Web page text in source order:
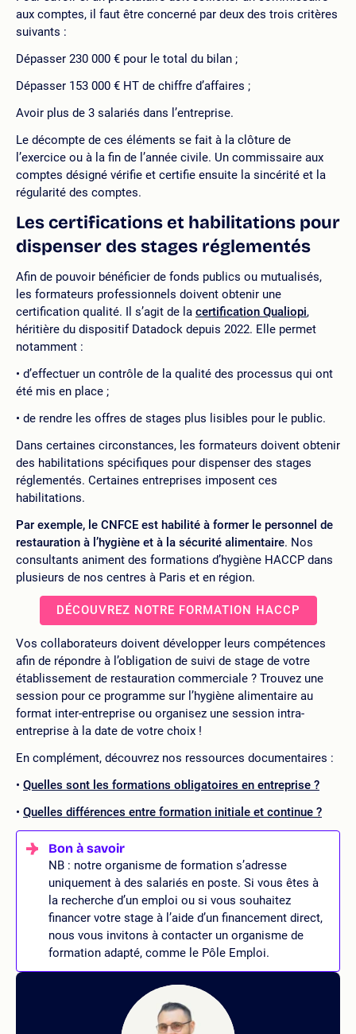
aux comptes, il faut être concerné par deux des trois critères
suivants :
Dépasser 230 000 € pour le total du bilan ;
Dépasser 153 000 € HT de chiffre d’affaires ;
Avoir plus de 3 salariés dans l’entreprise.
Le décompte de ces éléments se fait à la clôture de
l’exercice ou à la fin de l’année civile. Un commissaire aux
comptes désigné vérifie et certifie ensuite la sincérité et la
régularité des comptes.
Les certifications et habilitations pour
dispenser des stages réglementés
Afin de pouvoir bénéficier de fonds publics ou mutualisés,
les formateurs professionnels doivent obtenir une
certification qualité. Il s’agit de la certification Qualiopi,
héritière du dispositif Datadock depuis 2022. Elle permet
notamment :
d’effectuer un contrôle de la qualité des processus qui ont
été mis en place ;
de rendre les offres de stages plus lisibles pour le public.
Dans certaines circonstances, les formateurs doivent obtenir
des habilitations spécifiques pour dispenser des stages
réglementés. Certaines entreprises imposent ces
habilitations.
Par exemple, le CNFCE est habilité à former le personnel de
restauration à l’hygiène et à la sécurité alimentaire. Nos
consultants animent des formations d’hygiène HACCP dans
plusieurs de nos centres à Paris et en région.
DÉCOUVREZ NOTRE FORMATION HACCP
Vos collaborateurs doivent développer leurs compétences
afin de répondre à l’obligation de suivi de stage de votre
établissement de restauration commerciale ? Trouvez une
session pour ce programme sur l’hygiène alimentaire au
format inter-entreprise ou organisez une session intra-
entreprise à la date de votre choix !
En complément, découvrez nos ressources documentaires :
Quelles sont les formations obligatoires en entreprise ?
Quelles différences entre formation initiale et continue ?
NB : notre organisme de formation s’adresse
uniquement à des salariés en poste. Si vous êtes à
la recherche d’un emploi ou si vous souhaitez
financer votre stage à l’aide d’un financement direct,
nous vous invitons à contacter un organisme de
formation adapté, comme le Pôle Emploi.